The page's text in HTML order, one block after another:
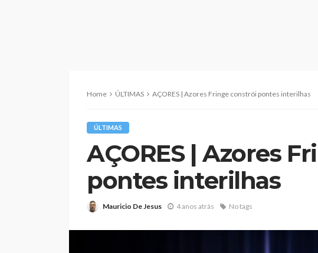
Home ÚLTIMAS AÇORES | Azores Fringe constrói pontes interilhas
ÚLTIMAS
AÇORES | Azores
pontes interilhas
Mauricio De Jesus 4 anos atrás No tags